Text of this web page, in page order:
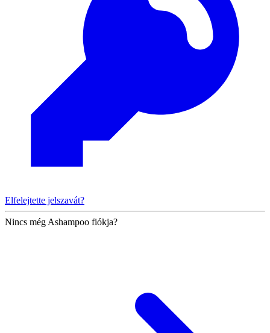
Elfelejtette jelszavát?
Nincs még Ashampoo fiókja?